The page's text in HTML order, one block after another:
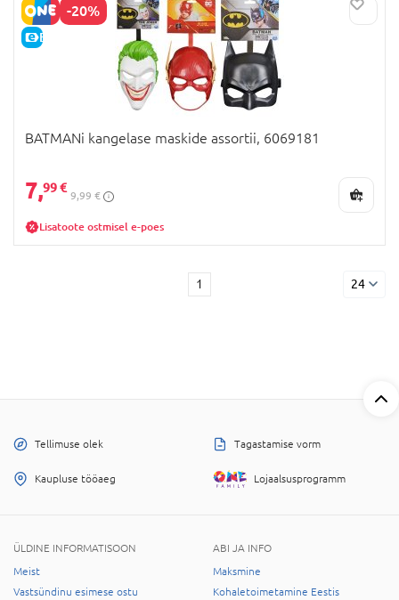
-20%
E-HIND
BATMANi kangelase maskide assortii, 6069181
7,99 €
9,99 €
Lisatoote ostmisel e-poes
1 24
Tellimuse olek Tagastamise vorm
Kaupluse tööaeg Lojaalsusprogramm
ÜLDINE INFORMATISOON
Meist
Vastsündinu esimese ostu
ABI JA INFO
Maksmine
Kohaletoimetamine Eestis